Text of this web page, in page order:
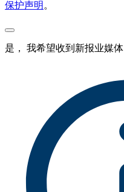
保护声明 。
是， 我希望收到新报业媒体